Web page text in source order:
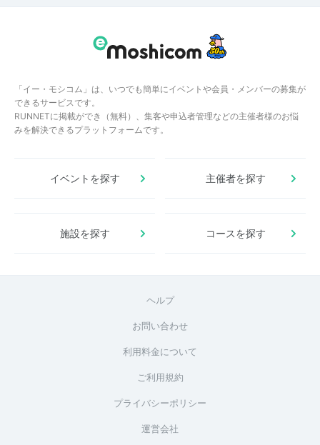
「イー・モシコム」は、いつでも簡単にイベントや会員・メンバーの募集が
できるサービスです。
RUNNETに掲載ができ（無料）、集客や申込者管理などの主催者様のお悩
みを解決できるプラットフォームです。
イベントを探す 主催者を探す
施設を探す コースを探す
ヘルプ
お問い合わせ
利用料金について
ご利用規約
プライバシーポリシー
運営会社